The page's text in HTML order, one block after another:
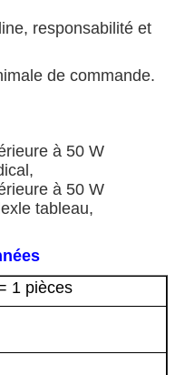
responsabilité et
de commande.
à 50 W
à 50 W
le tableau,
1 pièces